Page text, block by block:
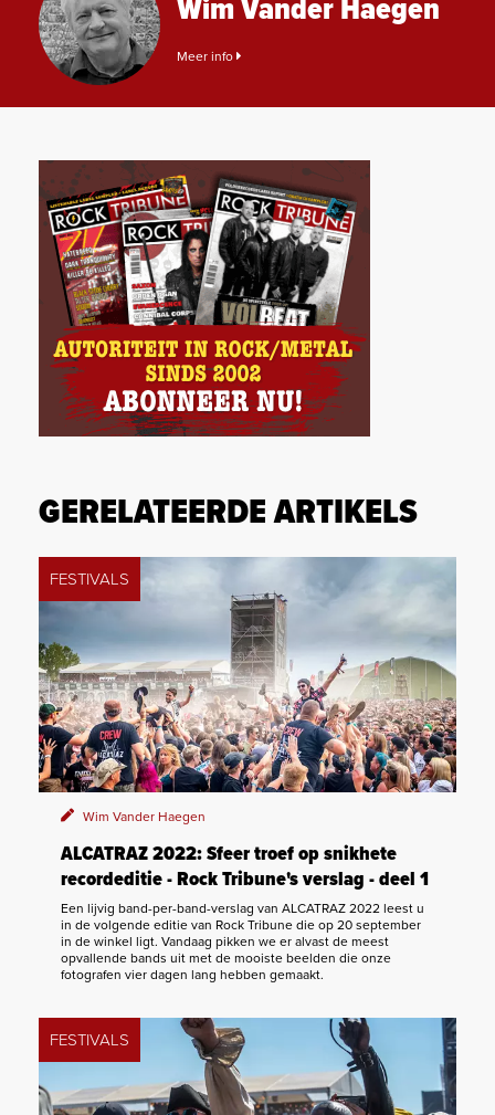
Wim Vander Haegen
Meer info
GERELATEERDE ARTIKELS
FESTIVALS
Wim Vander Haegen
ALCATRAZ 2022: Sfeer troef op snikhete
recordeditie - Rock Tribune's verslag - deel 1
Een lijvig band-per-band-verslag van ALCATRAZ 2022 leest u
in de volgende editie van Rock Tribune die op 20 september
in de winkel ligt. Vandaag pikken we er alvast de meest
opvallende bands uit met de mooiste beelden die onze
fotografen vier dagen lang hebben gemaakt.
FESTIVALS